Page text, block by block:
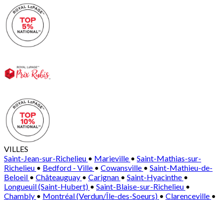
VILLES
Saint-Jean-sur-Richelieu • Marieville • Saint-Mathias-sur-
Richelieu • Bedford - Ville • Cowansville • Saint-Mathieu-de-
Beloeil • Châteauguay • Carignan • Saint-Hyacinthe •
Longueuil (Saint-Hubert) • Saint-Blaise-sur-Richelieu •
Chambly • Montréal (Verdun/Île-des-Soeurs) • Clarenceville •